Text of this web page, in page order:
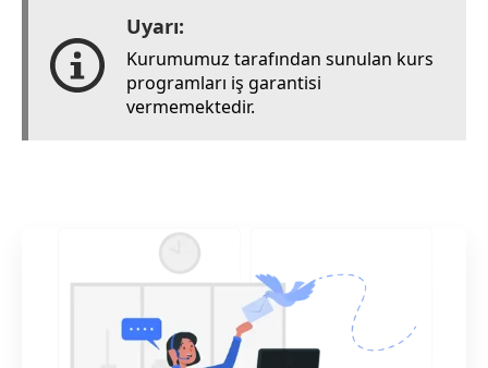
Uyarı:
Kurumumuz tarafından sunulan kurs
programları iş garantisi
vermemektedir.